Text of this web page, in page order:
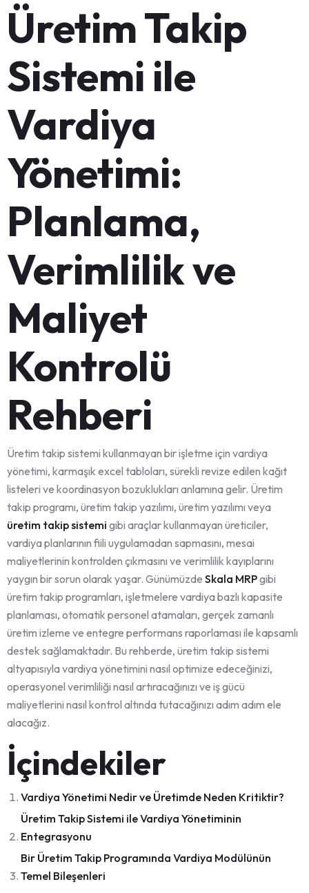
Üretim Takip
Sistemi ile
Vardiya
Yönetimi:
Planlama,
Verimlilik ve
Maliyet
Kontrolü
Rehberi
Üretim takip sistemi kullanmayan bir işletme için vardiya
yönetimi, karmaşık excel tabloları, sürekli revize edilen kağıt
listeleri ve koordinasyon bozuklukları anlamına gelir. Üretim
takip programı, üretim takip yazılımı, üretim yazılımı veya
üretim takip sistemi gibi araçlar kullanmayan üreticiler,
vardiya planlarının fiili uygulamadan sapmasını, mesai
maliyetlerinin kontrolden çıkmasını ve verimlilik kayıplarını
yaygın bir sorun olarak yaşar. Günümüzde Skala MRPgibi
üretim takip programları, işletmelere vardiya bazlı kapasite
planlaması, otomatik personel atamaları, gerçek zamanlı
üretim izleme ve entegre performans raporlaması ile kapsamlı
destek sağlamaktadır. Bu rehberde, üretim takip sistemi
altyapısıyla vardiya yönetimini nasıl optimize edeceğinizi,
operasyonel verimliliği nasıl artıracağınızı ve iş gücü
maliyetlerini nasıl kontrol altında tutacağınızı adım adım ele
alacağız.
İçindekiler
Vardiya Yönetimi Nedir ve Üretimde Neden Kritiktir?
Üretim Takip Sistemi ile Vardiya Yönetiminin
Entegrasyonu
Bir Üretim Takip Programında Vardiya Modülünün
Temel Bileşenleri